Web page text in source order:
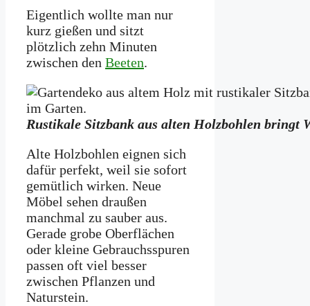
Eigentlich wollte man nur
kurz gießen und sitzt
plötzlich zehn Minuten
zwischen den Beeten.
Rustikale Sitzbank aus alten Holzbohlen bringt
Alte Holzbohlen eignen sich
dafür perfekt, weil sie sofort
gemütlich wirken. Neue
Möbel sehen draußen
manchmal zu sauber aus.
Gerade grobe Oberflächen
oder kleine Gebrauchsspuren
passen oft viel besser
zwischen Pflanzen und
Naturstein.